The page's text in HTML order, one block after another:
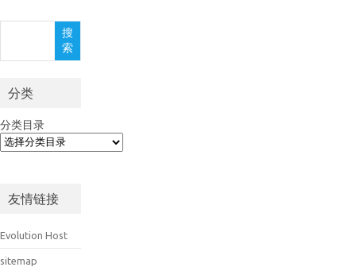
搜
索
分类
分类目录
友情链接
Evolution Host
sitemap